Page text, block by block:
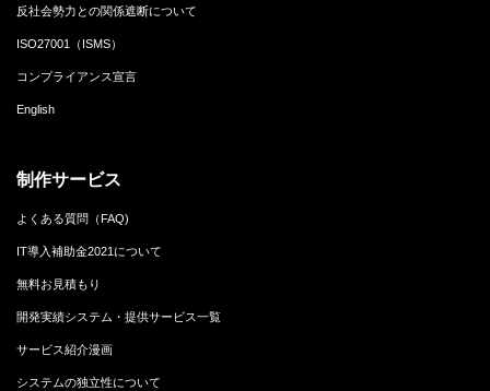
反社会勢力との関係遮断について
ISO27001（ISMS）
コンプライアンス宣言
English
制作サービス
よくある質問（FAQ)
IT導入補助金2021について
無料お見積もり
開発実績システム・提供サービス一覧
サービス紹介漫画
システムの独立性について